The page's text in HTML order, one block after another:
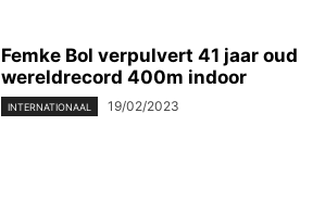
Femke Bol verpulvert 41 jaar oud
wereldrecord 400m indoor
INTERNATIONAAL 19/02/2023